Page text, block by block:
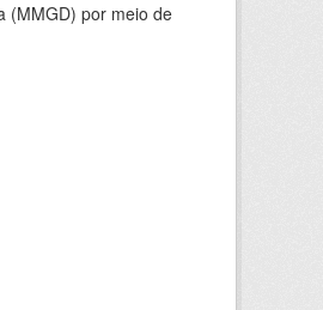
(MMGD) por meio de